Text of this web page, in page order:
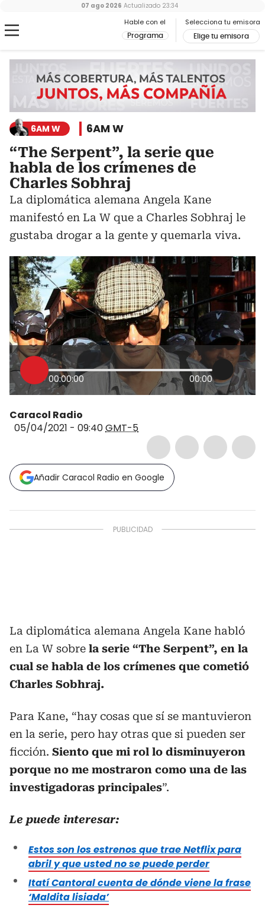
Hable con el
Programa
Selecciona tu emisora
Elige tu emisora
07 ago 2026 Actualizado 23:34
6AM W 6AM W
“The Serpent”, la serie que
habla de los crímenes de
Charles Sobhraj
La diplomática alemana Angela Kane
manifestó en La W que a Charles Sobhraj le
gustaba drogar a la gente y quemarla viva.
00:00:00 00:00
Caracol Radio
05/04/2021 - 09:40GMT-5
Añadir Caracol Radio en Google
La diplomática alemana Angela Kane habló
en La W sobre la serie “The Serpent”, en la
cual se habla de los crímenes que cometió
Charles Sobhraj.
Para Kane, “hay cosas que sí se mantuvieron
en la serie, pero hay otras que si pueden ser
ficción. Siento que mi rol lo disminuyeron
porque no me mostraron como una de las
investigadoras principales”.
Le puede interesar:
Estos son los estrenos que trae Netflix para
abril y que usted no se puede perder
Itatí Cantoral cuenta de dónde viene la frase
‘Maldita lisiada’